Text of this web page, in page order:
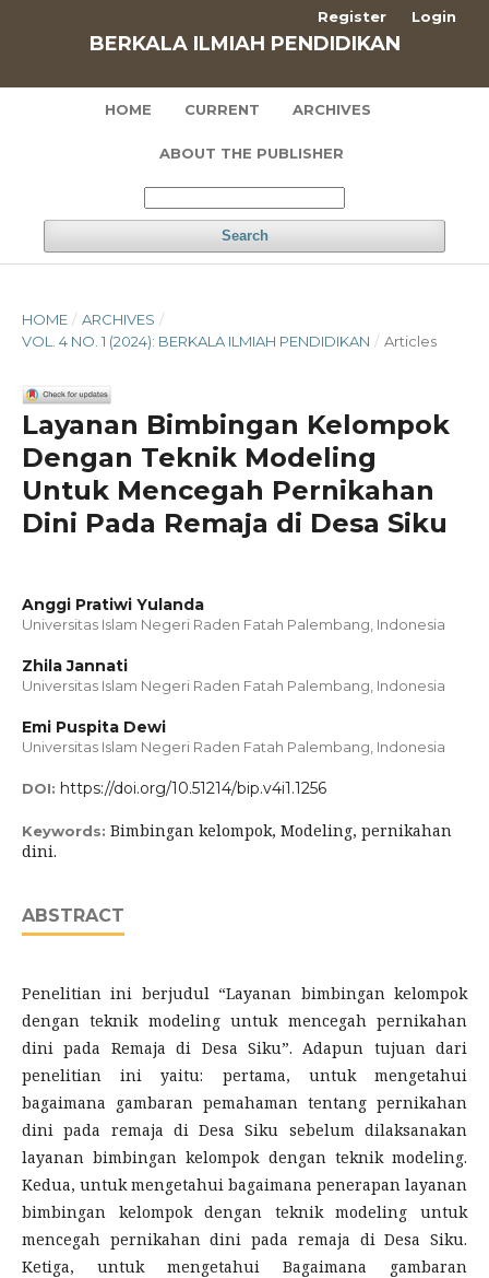
BERKALA ILMIAH PENDIDIKAN
HOME CURRENT ARCHIVES
ABOUT THE PUBLISHER
Search
Register Login
HOME / ARCHIVES /
VOL. 4 NO. 1 (2024): BERKALA ILMIAH PENDIDIKAN / Articles
Layanan Bimbingan Kelompok
Dengan Teknik Modeling
Untuk Mencegah Pernikahan
Dini Pada Remaja di Desa Siku
Anggi Pratiwi Yulanda
Universitas Islam Negeri Raden Fatah Palembang, Indonesia
Zhila Jannati
Universitas Islam Negeri Raden Fatah Palembang, Indonesia
Emi Puspita Dewi
Universitas Islam Negeri Raden Fatah Palembang, Indonesia
DOI: https://doi.org/10.51214/bip.v4i1.1256
Keywords: Bimbingan kelompok, Modeling, pernikahan
dini.
ABSTRACT
Penelitian ini berjudul “Layanan bimbingan kelompok
dengan teknik modeling untuk mencegah pernikahan
dini pada Remaja di Desa Siku”. Adapun tujuan dari
penelitian ini yaitu: pertama, untuk mengetahui
bagaimana gambaran pemahaman tentang pernikahan
dini pada remaja di Desa Siku sebelum dilaksanakan
layanan bimbingan kelompok dengan teknik modeling.
Kedua, untuk mengetahui bagaimana penerapan layanan
bimbingan kelompok dengan teknik modeling untuk
mencegah pernikahan dini pada remaja di Desa Siku.
Ketiga, untuk mengetahui Bagaimana gambaran